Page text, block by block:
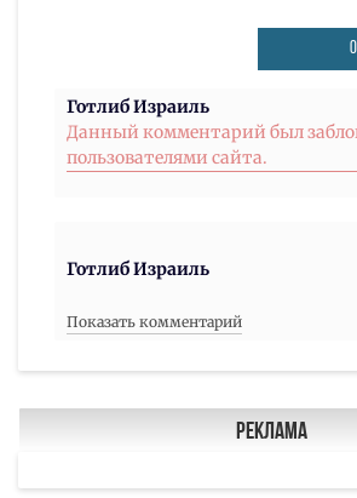
Готлиб Израиль
Данный комментарий был
пользователями сайта.
Готлиб Израиль
Показать комментарий
Реклама